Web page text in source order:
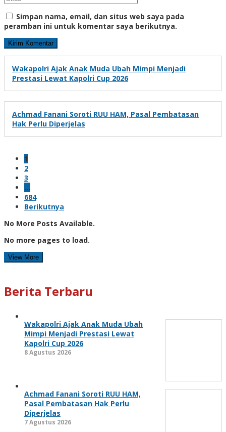
Simpan nama, email, dan situs web saya pada
peramban ini untuk komentar saya berikutnya.
Wakapolri Ajak Anak Muda Ubah Mimpi Menjadi
Prestasi Lewat Kapolri Cup 2026
Achmad Fanani Soroti RUU HAM, Pasal Pembatasan
Hak Perlu Diperjelas
1
2
3
…
684
Berikutnya
No More Posts Available.
No more pages to load.
View More
Berita Terbaru
Wakapolri Ajak Anak Muda Ubah
Mimpi Menjadi Prestasi Lewat
Kapolri Cup 2026
8 Agustus 2026
Achmad Fanani Soroti RUU HAM,
Pasal Pembatasan Hak Perlu
Diperjelas
7 Agustus 2026